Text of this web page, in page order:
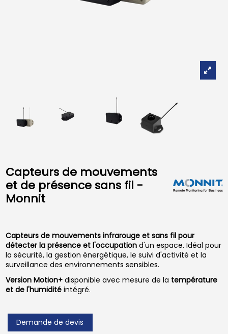
Capteurs de mouvements
et de présence sans fil -
Monnit
Capteurs de mouvements infrarouge et sans fil pour
détecter la présence et l'occupationd'un espace. Idéal pour
la sécurité, la gestion énergétique, le suivi d'activité et la
surveillance des environnements sensibles.
Version Motion+disponible avec mesure de la température
et de l'humiditéintégré.
Demande de devis